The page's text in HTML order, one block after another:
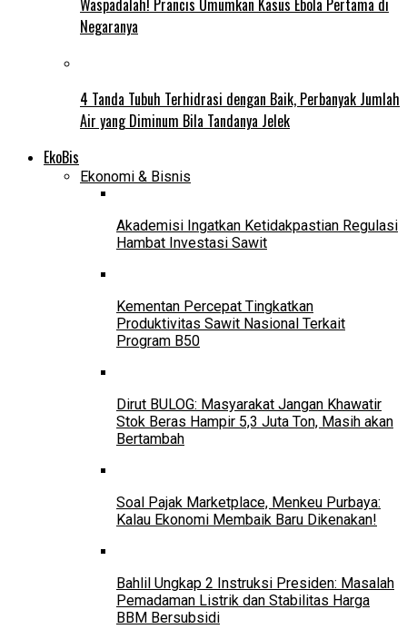
Waspadalah! Prancis Umumkan Kasus Ebola Pertama di
Negaranya
4 Tanda Tubuh Terhidrasi dengan Baik, Perbanyak Jumlah
Air yang Diminum Bila Tandanya Jelek
EkoBis
Ekonomi & Bisnis
Akademisi Ingatkan Ketidakpastian Regulasi
Hambat Investasi Sawit
Kementan Percepat Tingkatkan
Produktivitas Sawit Nasional Terkait
Program B50
Dirut BULOG: Masyarakat Jangan Khawatir
Stok Beras Hampir 5,3 Juta Ton, Masih akan
Bertambah
Soal Pajak Marketplace, Menkeu Purbaya:
Kalau Ekonomi Membaik Baru Dikenakan!
Bahlil Ungkap 2 Instruksi Presiden: Masalah
Pemadaman Listrik dan Stabilitas Harga
BBM Bersubsidi